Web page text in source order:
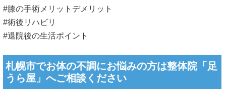
#膝の手術メリットデメリット
#術後リハビリ
#退院後の生活ポイント
札幌市でお体の不調にお悩みの方は整体院「足
うら屋」へご相談ください